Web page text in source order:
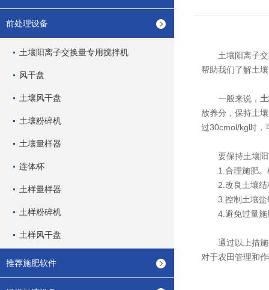
前处理设备
土壤阳离子交换量专用搅拌机
风干盘
土壤风干盘
土壤粉碎机
土壤量样器
连体杯
土样量样器
土样粉碎机
土样风干盘
推荐施肥软件
土壤阳离子交
帮助我们了解土
一般来说，
放养分，保持土
过30cmol/kg时，
要保持土壤阳
1.合理施肥。根
2.改良土壤结构
3.控制土壤盐碱
4.避免过量施肥
通过以上措施
对于农田管理和